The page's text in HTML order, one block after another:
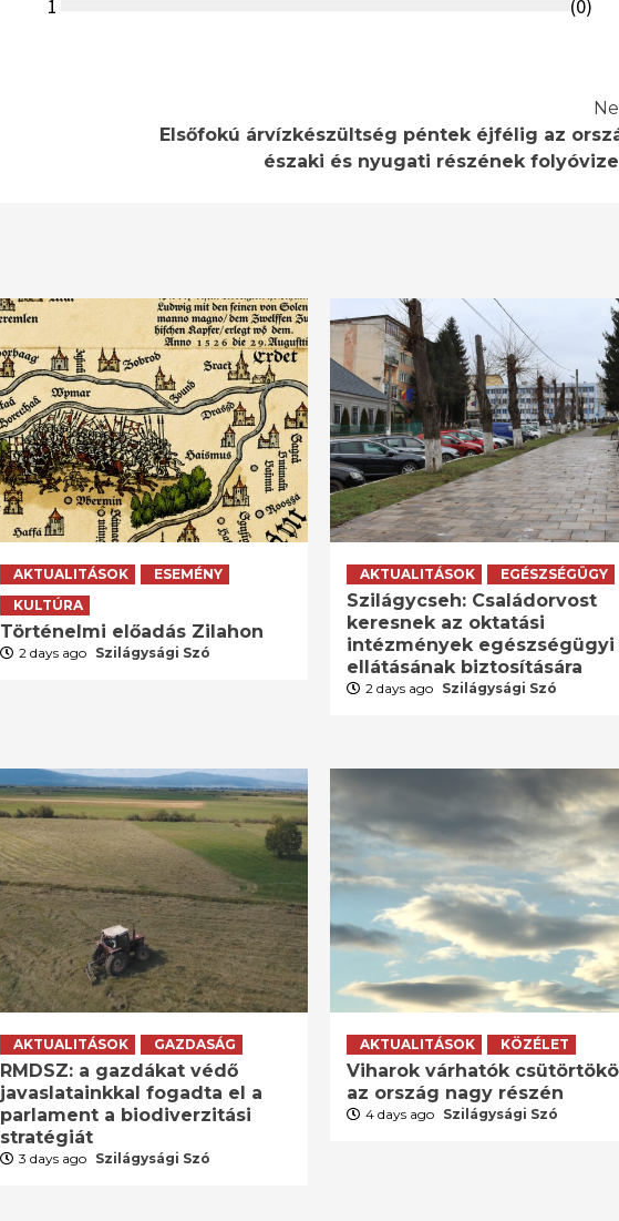
1
(0)
Elsőfokú árvízkészültség péntek éjfélig az
északi és nyugati részének
AKTUALITÁSOK
ESEMÉNY
KULTÚRA
Történelmi előadás Zilahon
2 days ago Szilágysági Szó
AKTUALITÁSOK EGÉSZSÉGÜGY
Szilágycseh: Családorvost
keresnek az oktatási
intézmények egészségügyi
ellátásának biztosítására
2 days ago Szilágysági Szó
AKTUALITÁSOK GAZDASÁG
RMDSZ: a gazdákat védő
javaslatainkkal fogadta el a
parlament a biodiverzitási
stratégiát
3 days ago Szilágysági Szó
AKTUALITÁSOK KÖZÉLET
Viharok várhatók
az ország nagy részén
4 days ago Szilágysági Szó